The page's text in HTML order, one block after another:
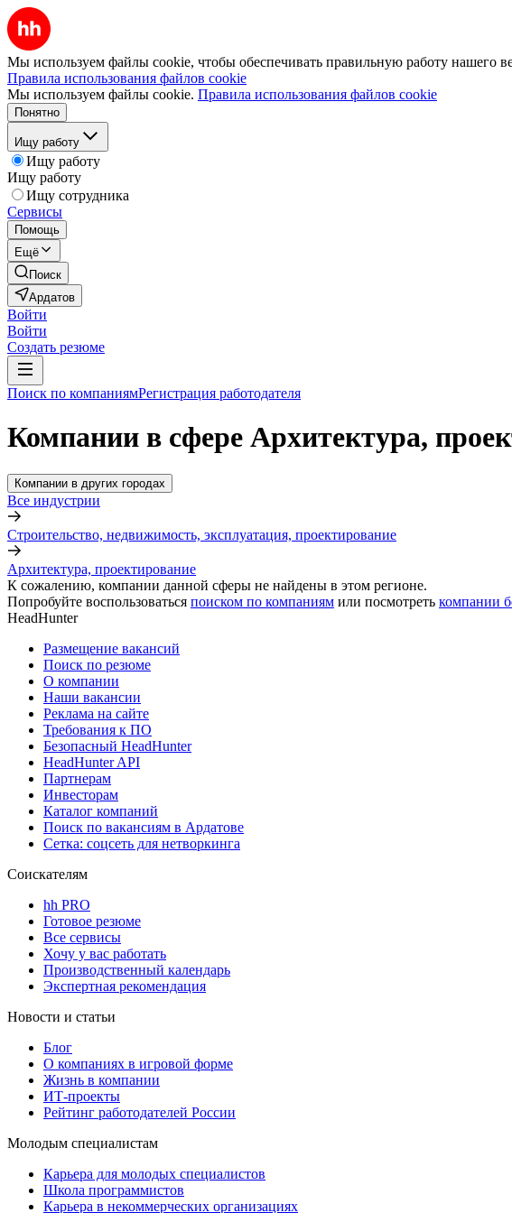
Мы используем файлы cookie, чтобы обеспечивать правильную работу нашего
Правила использования файлов cookie
Мы используем файлы cookie. Правила использования файлов cookie
Понятно
Ищу работу
Ищу работу
Ищу работу
Ищу сотрудника
Сервисы
Помощь
Ещё
Поиск
Ардатов
Войти
Войти
Создать резюме
Поиск по компаниямРегистрация работодателя
Компании в сфере Архитектура,
Компании в других городах
Все индустрии
Строительство, недвижимость, эксплуатация, проектирование
Архитектура, проектирование
К сожалению, компании данной сферы не найдены в этом регионе.
Попробуйте воспользоваться поиском по компаниям или посмотреть компании
HeadHunter
Размещение вакансий
Поиск по резюме
О компании
Наши вакансии
Реклама на сайте
Требования к ПО
Безопасный HeadHunter
HeadHunter API
Партнерам
Инвесторам
Каталог компаний
Поиск по вакансиям в Ардатове
Сетка: соцсеть для нетворкинга
Соискателям
hh PRO
Готовое резюме
Все сервисы
Хочу у вас работать
Производственный календарь
Экспертная рекомендация
Новости и статьи
Блог
О компаниях в игровой форме
Жизнь в компании
ИТ-проекты
Рейтинг работодателей России
Молодым специалистам
Карьера для молодых специалистов
Школа программистов
Карьера в некоммерческих организациях